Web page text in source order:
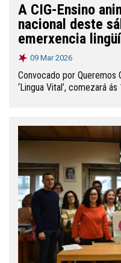
A CIG-Ensino
nacional deste
emerxencia
09 Mar 2026
Convocado por Queremos
‘Lingua Vital’, comezará